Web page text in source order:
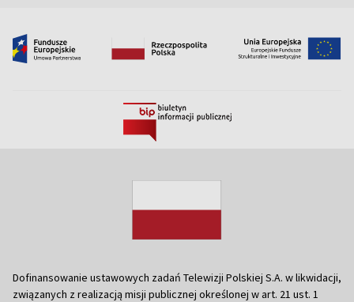
Dofinansowanie ustawowych zadań Telewizji Polskiej S.A. w likwidacji,
związanych z realizacją misji publicznej określonej w art. 21 ust. 1